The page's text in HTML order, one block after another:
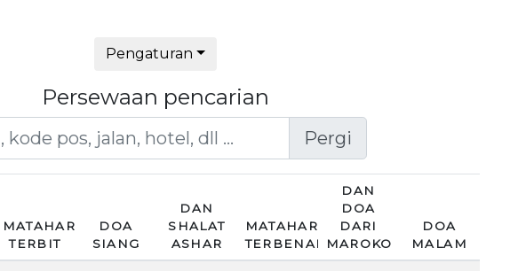
Pengaturan
Persewaan pencarian
Pergi
MATAHARI
TERBIT
DOA
SIANG
DAN
SHALAT
ASHAR
MATAHARI
TERBENAM
DAN
DOA
DARI
MAROKO
DOA
MALAM